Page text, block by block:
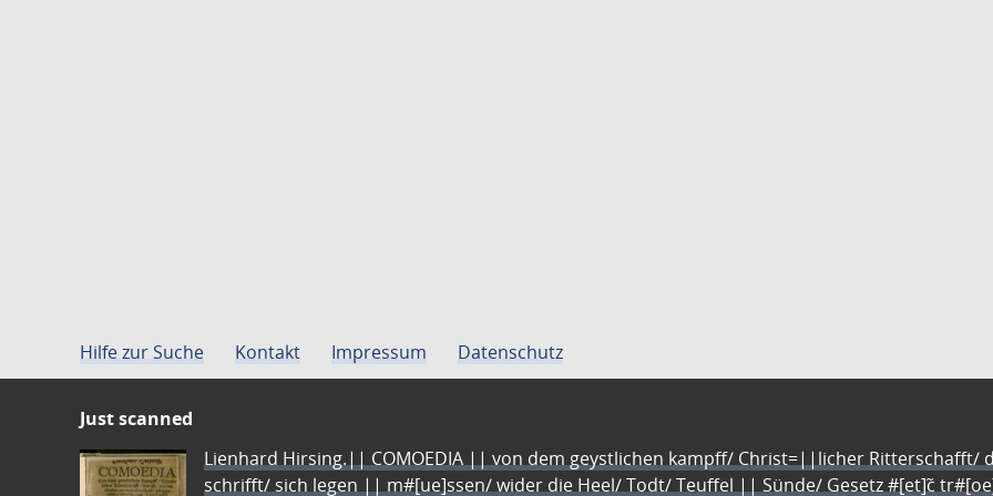
Hilfe zur Suche Kontakt Impressum Datenschutz
Just scanned
Lienhard Hirsing.|| COMOEDIA || von dem geystlichen kampff/ Christ=||licher Ritterschafft/
schrifft/ sich legen || m#[ue]ssen/ wider die Heel/ Todt/ Teuffel || Sünde/ Gesetz #[et]c̃